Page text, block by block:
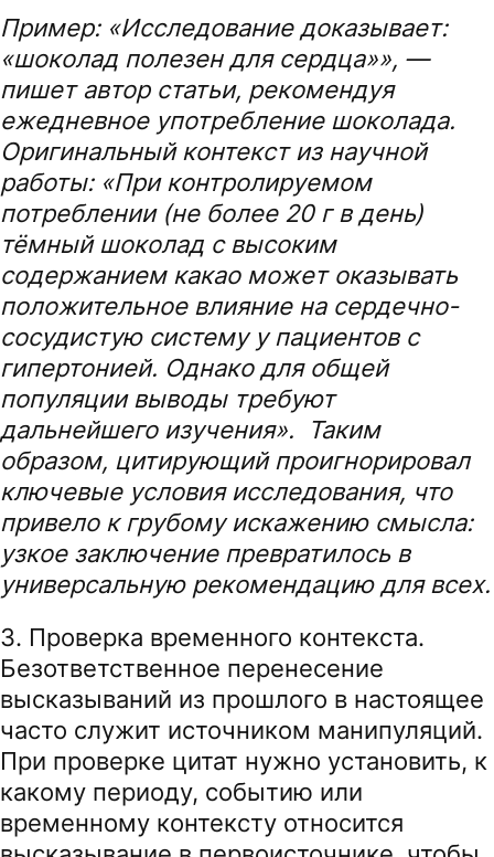
Пример: «Исследование доказывает:
«шоколад полезен для сердца»», —
пишет автор статьи, рекомендуя
ежедневное употребление шоколада.
Оригинальный контекст из научной
работы: «При контролируемом
потреблении (не более 20 г в день)
тёмный шоколад с высоким
содержанием какао может оказывать
положительное влияние на сердечно-
сосудистую систему у пациентов с
гипертонией. Однако для общей
популяции выводы требуют
дальнейшего изучения». Таким
образом, цитирующий проигнорировал
ключевые условия исследования, что
привело к грубому искажению смысла:
узкое заключение превратилось в
универсальную рекомендацию для всех.
3. Проверка временного контекста.
Безответственное перенесение
высказываний из прошлого в настоящее
часто служит источником манипуляций.
При проверке цитат нужно установить, к
какому периоду, событию или
временному контексту относится